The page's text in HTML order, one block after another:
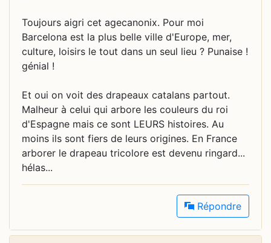
Toujours aigri cet agecanonix. Pour moi
Barcelona est la plus belle ville d'Europe, mer,
culture, loisirs le tout dans un seul lieu ? Punaise !
génial !
Et oui on voit des drapeaux catalans partout.
Malheur à celui qui arbore les couleurs du roi
d'Espagne mais ce sont LEURS histoires. Au
moins ils sont fiers de leurs origines. En France
arborer le drapeau tricolore est devenu ringard...
hélas...
Répondre